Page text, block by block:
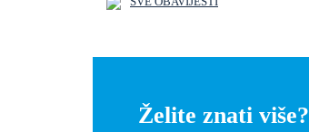
Želite znati više?